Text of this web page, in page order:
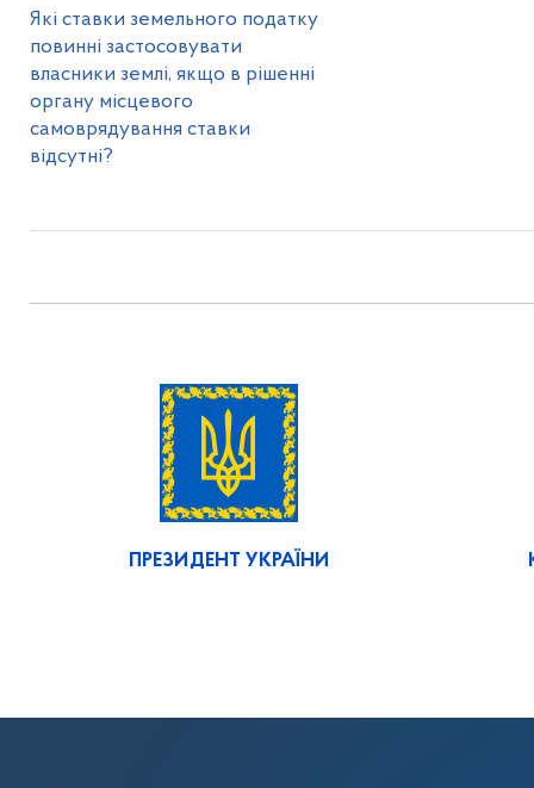
Які ставки земельного податку
повинні застосовувати
власники землі, якщо в рішенні
органу місцевого
самоврядування ставки
відсутні?
ПРЕЗИДЕНТ УКРАЇНИ